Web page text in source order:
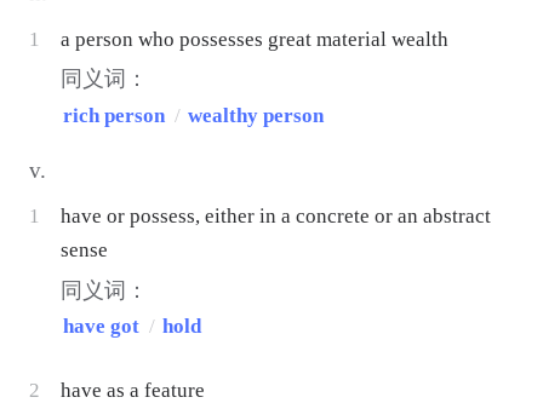
1 a person who possesses great material wealth
同义词：
rich person / wealthy person
v.
1
have or possess, either in a concrete or an abstract
sense
同义词：
have got / hold
2 have as a feature